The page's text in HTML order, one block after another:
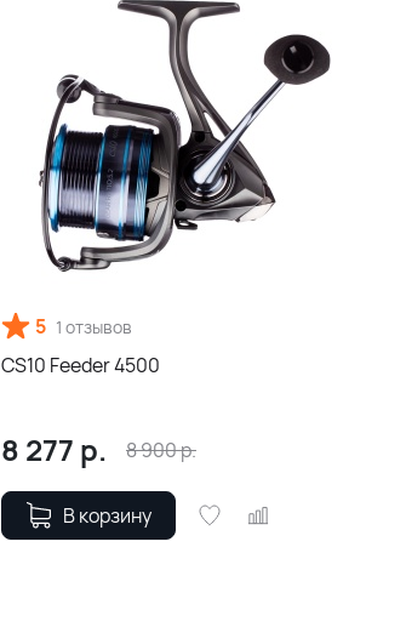
5 1 отзывов
CS10 Feeder 4500
8 277 р. 8 900р.
В корзину